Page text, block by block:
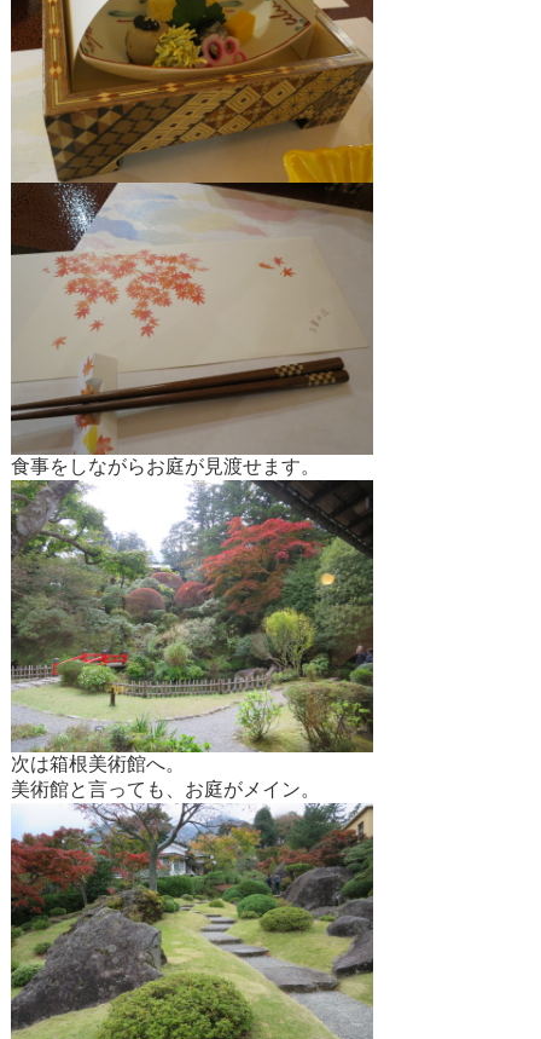
食事をしながらお庭が見渡せます。
次は箱根美術館へ。
美術館と言っても、お庭がメイン。